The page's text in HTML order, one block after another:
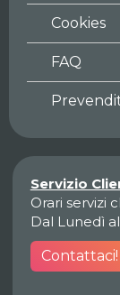
Cookies
FAQ
Servizio
Orari servizi
Dal Lunedì
Contattaci!